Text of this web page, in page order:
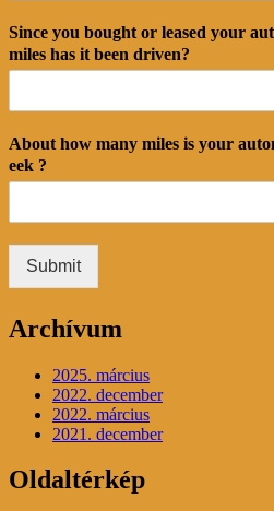
Since you bought or leased your
miles has it been driven?
About how many miles is your
eek ?
Submit
Archívum
2025. március
2022. december
2022. március
2021. december
Oldaltérkép